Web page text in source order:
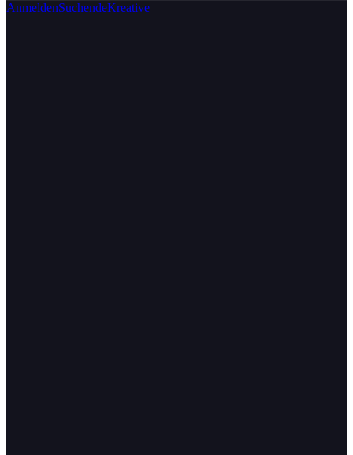
AnmeldenSuchendeKreative